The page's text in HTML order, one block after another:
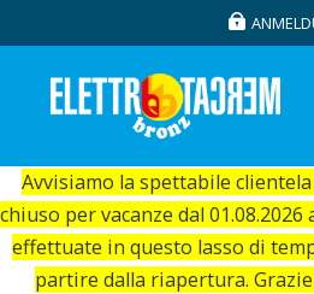
Avvisiamo la spettabile
chiuso per vacanze dal 01.08.2026
effettuate in questo lasso di
partire dalla riapertura.